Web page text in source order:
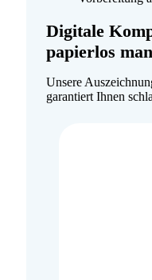
Digitale
papierlos
Unsere
garantiert Ihnen